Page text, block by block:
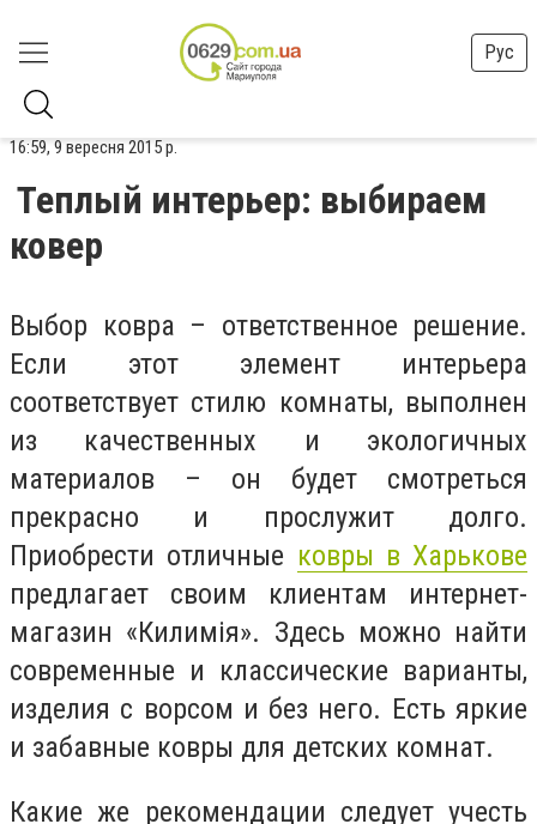
Рус
16:59, 9 вересня 2015 р.
Теплый интерьер: выбираем
ковер
Выбор ковра – ответственное решение.
Если этот элемент интерьера
соответствует стилю комнаты, выполнен
из качественных и экологичных
материалов – он будет смотреться
прекрасно и прослужит долго.
Приобрести отличные ковры в Харькове
предлагает своим клиентам интернет-
магазин «Килимія». Здесь можно найти
современные и классические варианты,
изделия с ворсом и без него. Есть яркие
и забавные ковры для детских комнат.
Какие же рекомендации следует учесть